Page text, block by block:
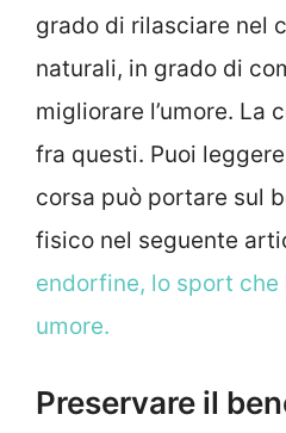
grado di rilasciare nel
naturali, in grado di
migliorare l’umore. La
fra questi. Puoi
corsa può portare sul
fisico nel seguente
endorfine, lo sport che
umore.
Preservare il